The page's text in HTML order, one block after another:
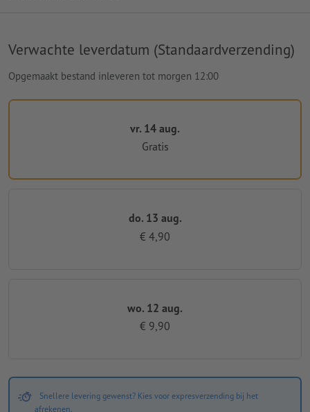
Verwachte leverdatum (Standaardverzending)
Opgemaakt bestand inleveren tot morgen 12:00
vr. 14 aug.
Gratis
do. 13 aug.
€ 4,90
wo. 12 aug.
€ 9,90
Snellere levering gewenst? Kies voor expresverzending bij het
afrekenen.